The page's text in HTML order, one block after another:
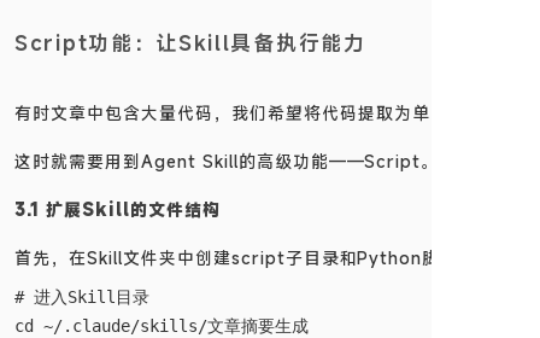
Script功能：让Skill具备执行能力
有时文章中包含大量代码，我们希望将代码提取为单独的文件。
这时就需要用到Agent Skill的高级功能——Script。
3.1 扩展Skill的文件结构
首先，在Skill文件夹中创建script子目录和Python脚本：
# 进入Skill目录
cd ~/.claude/skills/文章摘要生成